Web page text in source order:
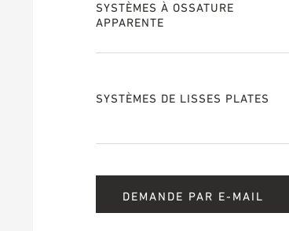
SYSTÈMES À OSSATURE
APPARENTE
SYSTÈMES DE LISSES PLATES
DEMANDE PAR E-MAIL